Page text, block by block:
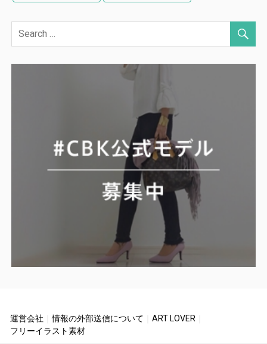
運営会社 ｜情報の外部送信について ART LOVER
フリーイラスト素材